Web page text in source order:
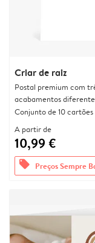
Criar de raiz
Postal premium com
acabamentos
Conjunto de 10 cartões
A partir de
10,99 €
offers Preços Sempre